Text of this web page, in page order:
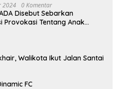
2024 0 Komentar
Disebut Sebarkan
Provokasi Tentang Anak
Walikota Ikut Jalan Santai
FC